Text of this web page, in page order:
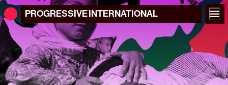
PROGRESSIVEINTERNATIONAL